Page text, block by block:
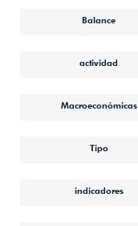
Balance
actividad
Macroeconómicas
Tipo
indicadores